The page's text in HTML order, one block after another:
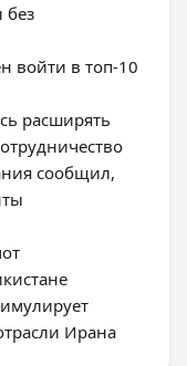
без
войти в топ-10
расширять
сообщил,
Ирана